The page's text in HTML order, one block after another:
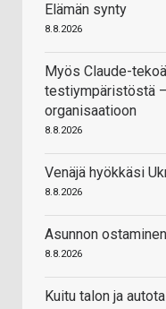
Elämän synty
8.8.2026
Myös Claude-
testiympäristöstä
organisaatioon
8.8.2026
Venäjä hyökkäsi
8.8.2026
Asunnon
8.8.2026
Kuitu talon ja